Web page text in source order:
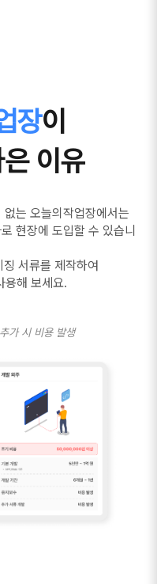
장이
이유
는 오늘의작업장에서는
현장에 도입할 수 있습니
서류를 제작하여
용해 보세요.
가 시 비용 발생